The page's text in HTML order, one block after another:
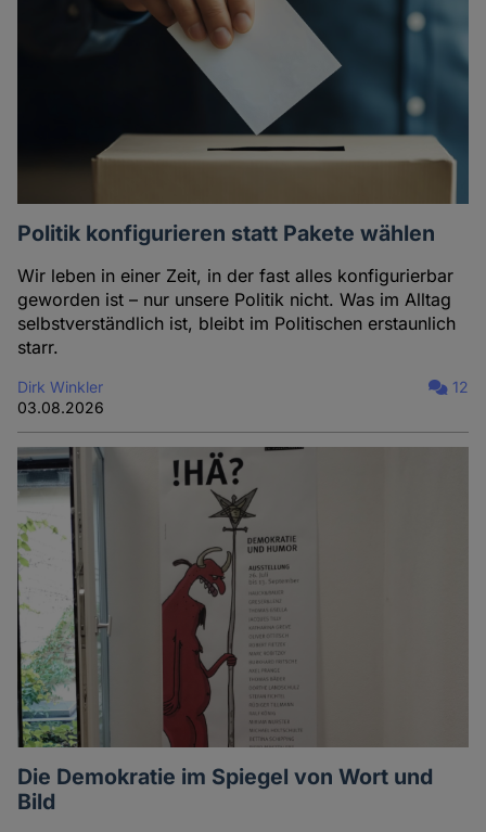
Politik konfigurieren statt Pakete wählen
Wir leben in einer Zeit, in der fast alles konfigurierbar
geworden ist – nur unsere Politik nicht. Was im Alltag
selbstverständlich ist, bleibt im Politischen erstaunlich
starr.
Dirk Winkler
03.08.2026
12
Die Demokratie im Spiegel von Wort und
Bild